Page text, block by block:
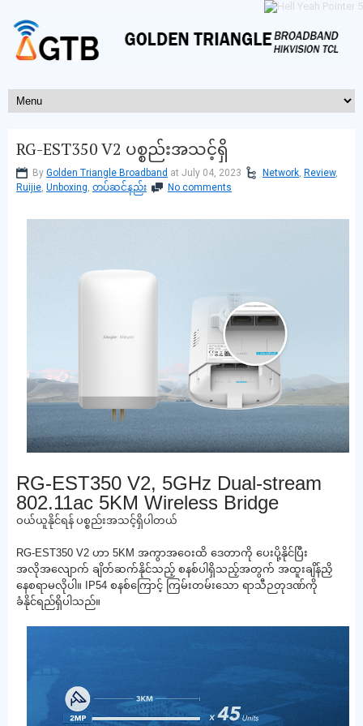
RG-EST350 V2 ပစ္စည်းအသင့်ရှိ
By Golden Triangle Broadband at July 04, 2023 Network, Review,
Ruijie, Unboxing, တပ်ဆင်နည်း No comments
RG-EST350 V2, 5GHz Dual-stream
802.11ac 5KM Wireless Bridge
ဝယ်ယူနိုင်ရန် ပစ္စည်းအသင့်ရှိပါတယ်
RG-EST350 V2 ဟာ 5KM အကွာအဝေးထိ ဒေတာကို ပေးပို့နိုင်ပြီး
အလိုအလျောက် ချိတ်ဆက်နိုင်သည့် စနစ်ပါရှိသည့်အတွက် အထူးချိန်ညှိ
နေစရာမလိုပါ။ IP54 စနစ်ကြောင့် ကြမ်းတမ်းသော ရာသီဉတုဒဏ်ကို
ခံနိုင်ရည်ရှိပါသည်။